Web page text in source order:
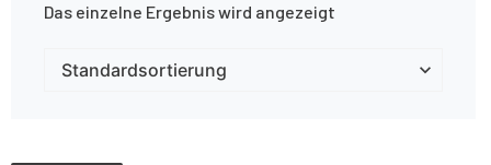
Das einzelne Ergebnis wird angezeigt